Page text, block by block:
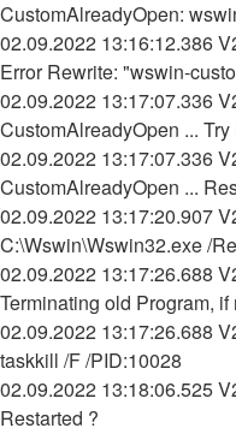
CustomAlreadyOpen:
02.09.2022 13:16:12.386
Error Rewrite: "wswin-
02.09.2022 13:17:07.336
CustomAlreadyOpen ... Try
02.09.2022 13:17:07.336
CustomAlreadyOpen ...
02.09.2022 13:17:20.907
C:\Wswin\Wswin32.exe /
02.09.2022 13:17:26.688
Terminating old Program,
02.09.2022 13:17:26.688
taskkill /F /PID:10028
02.09.2022 13:18:06.525
Restarted ?